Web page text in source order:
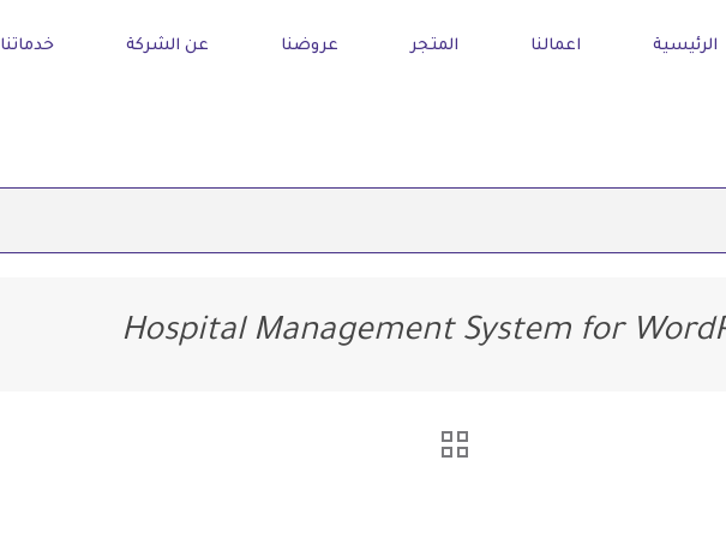
الرئيسية اعمالنا المتجر عروضنا عن الشركة خدماتنا
Hospital Management System for